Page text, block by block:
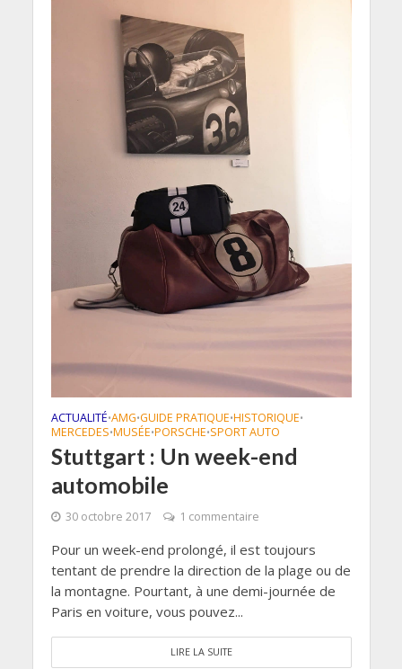
ACTUALITÉ•AMG•GUIDE PRATIQUE•HISTORIQUE•
MERCEDES•MUSÉE•PORSCHE•SPORT AUTO
Stuttgart : Un week-end
automobile
30 octobre 2017 1 commentaire
Pour un week-end prolongé, il est toujours
tentant de prendre la direction de la plage ou de
la montagne. Pourtant, à une demi-journée de
Paris en voiture, vous pouvez...
LIRE LA SUITE